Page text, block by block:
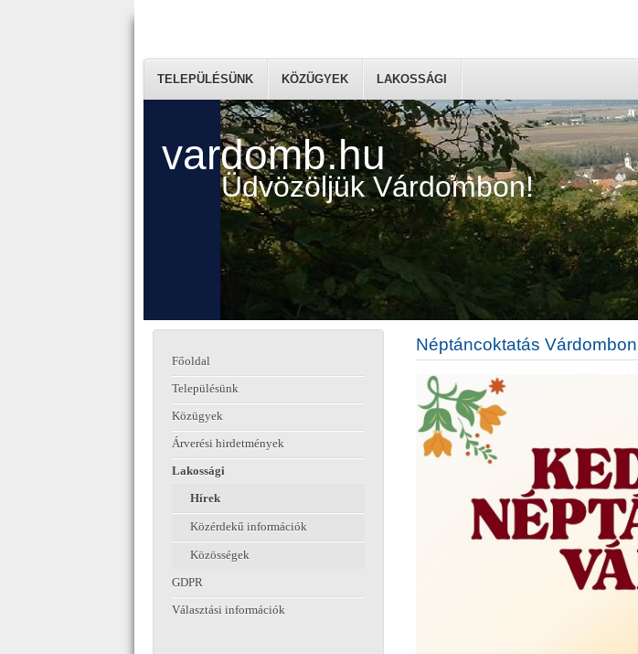
vardomb.hu
Üdvözöljük Várdombon!
TELEPÜLÉSÜNK KÖZÜGYEK LAKOSSÁGI
Főoldal
Településünk
Közügyek
Árverési hirdetmények
Lakossági
Hírek
Közérdekű információk
Közösségek
GDPR
Választási információk
Néptáncoktatás Várdombon